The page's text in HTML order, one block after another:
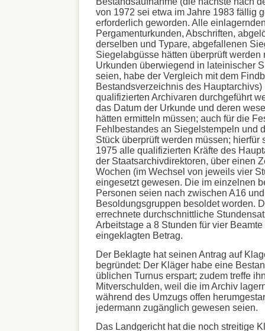
von 1972 sei etwa im Jahre 1983 fällig
erforderlich geworden. Alle
Pergamenturkunden, Abschriften,
derselben und Typare, abgefallenen
Siegelabgüsse hätten überprüft werden
Urkunden überwiegend in lateinischer
seien, habe der Vergleich mit dem
Bestandsverzeichnis des Hauptarchivs)
qualifizierten Archivaren durchgeführt
das Datum der Urkunde und deren
hätten ermitteln müssen; auch für die
Fehlbestandes an Siegelstempeln und
Stück überprüft werden müssen; hierfür
1975 alle qualifizierten Kräfte des
der Staatsarchivdirektoren, über einen
Wochen (im Wechsel von jeweils vier
eingesetzt gewesen. Die im einzelnen
Personen seien nach zwischen A16
Besoldungsgruppen besoldet worden.
errechnete durchschnittliche
Arbeitstage a 8 Stunden für vier
eingeklagten Betrag.
Der Beklagte hat seinen Antrag auf
begründet: Der Kläger habe eine
üblichen Turnus erspart; zudem treffe
Mitverschulden, weil die im Archiv
während des Umzugs offen
jedermann zugänglich gewesen seien.
Das Landgericht hat die noch streitige